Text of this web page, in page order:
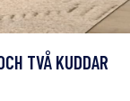
TVÅ KUDDAR